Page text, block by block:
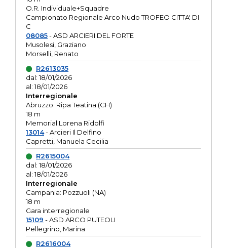
O.R. Individuale+Squadre
Campionato Regionale Arco Nudo TROFEO CITTA' DI
C
08085- ASD ARCIERI DEL FORTE
Musolesi, Graziano
Morselli, Renato
R2613035
dal: 18/01/2026
al: 18/01/2026
Interregionale
Abruzzo: Ripa Teatina (CH)
18 m
Memorial Lorena Ridolfi
13014- Arcieri Il Delfino
Capretti, Manuela Cecilia
R2615004
dal: 18/01/2026
al: 18/01/2026
Interregionale
Campania: Pozzuoli (NA)
18 m
Gara interregionale
15109 - ASD ARCO PUTEOLI
Pellegrino, Marina
R2616004